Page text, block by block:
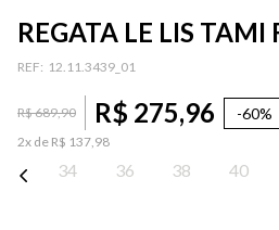
REGATA LE LIS
: 12.11.3439_01
R$689,90 R$ 275,96 -60%
2x de R$ 137,98
34 36 38 40